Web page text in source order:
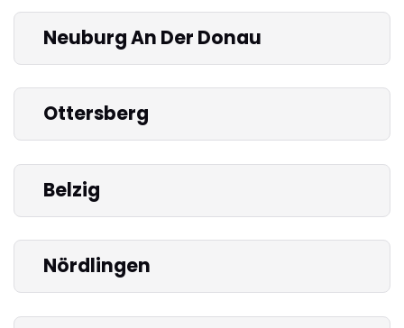
Neuburg An Der Donau
Ottersberg
Belzig
Nördlingen